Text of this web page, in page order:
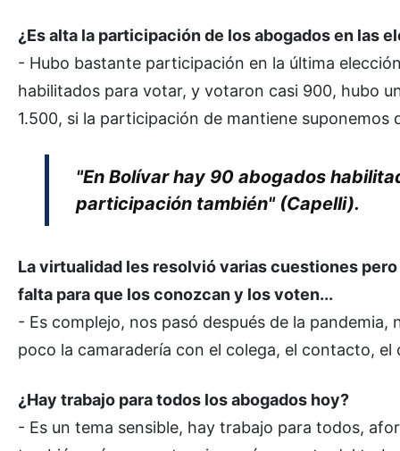
¿Es alta la participación de los abogados en las
- Hubo bastante participación en la última
habilitados para votar, y votaron casi 900, hubo
1.500, si la participación de mantiene suponemos
"En Bolívar hay 90 abogados
participación también" (Capelli).
La virtualidad les resolvió varias cuestiones
falta para que los conozcan y los voten...
- Es complejo, nos pasó después de la
poco la camaradería con el colega, el contacto, el
¿Hay trabajo para todos los abogados hoy?
- Es un tema sensible, hay trabajo para todos,